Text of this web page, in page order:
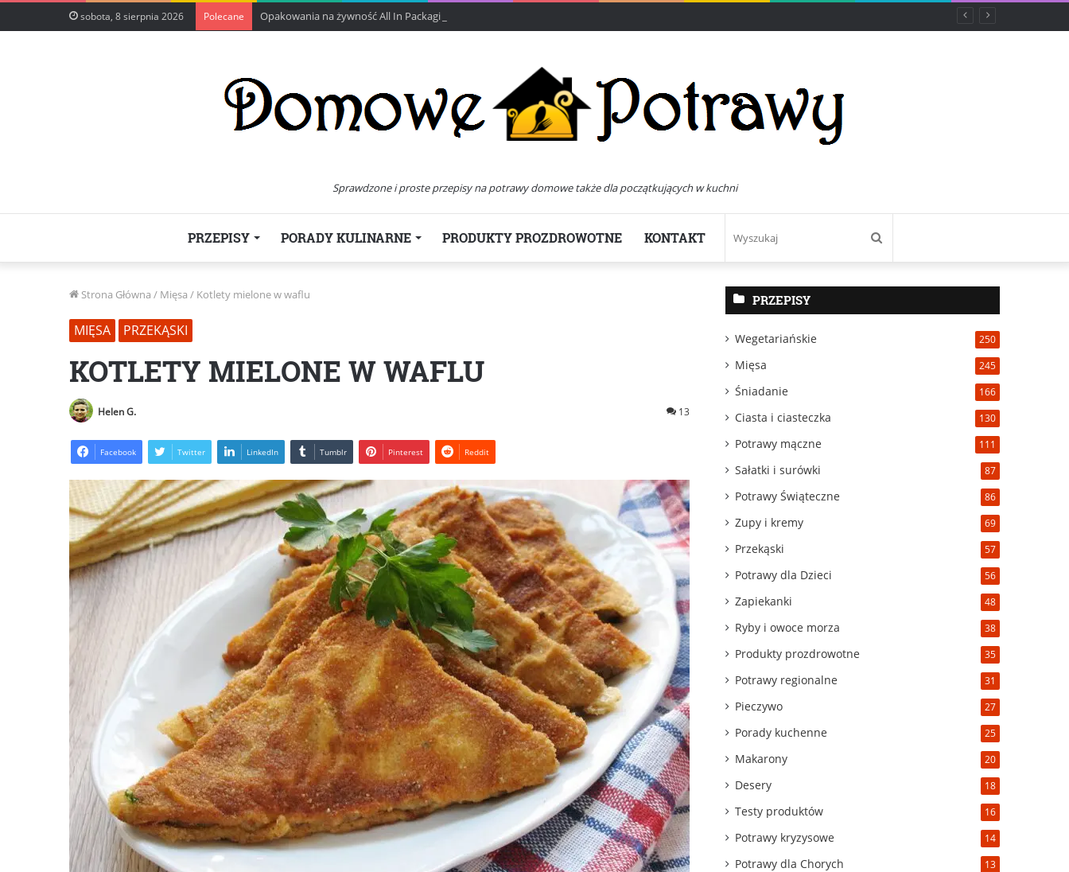
sobota, 8 sierpnia 2026 Polecane Opakowania na żywność All In Packaging
Sprawdzone i proste przepisy na potrawy domowe także dla początkujących w kuchni
PRZEPISY PORADY KULINARNE PRODUKTY PROZDROWOTNE KONTAKT Wyszukaj
Strona Główna / Mięsa / Kotlety mielone w waflu
MIĘSA PRZEKĄSKI
KOTLETY MIELONE W WAFLU
Helen G. 13
Facebook Twitter LinkedIn Tumblr Pinterest Reddit
PRZEPISY
Wegetariańskie 250
Mięsa 245
Śniadanie 166
Ciasta i ciasteczka 130
Potrawy mączne 111
Sałatki i surówki 87
Potrawy Świąteczne 86
Zupy i kremy 69
Przekąski 57
Potrawy dla Dzieci 56
Zapiekanki 48
Ryby i owoce morza 38
Produkty prozdrowotne 35
Potrawy regionalne 31
Pieczywo 27
Porady kuchenne 25
Makarony 20
Desery 18
Testy produktów 16
Potrawy kryzysowe 14
Potrawy dla Chorych 13